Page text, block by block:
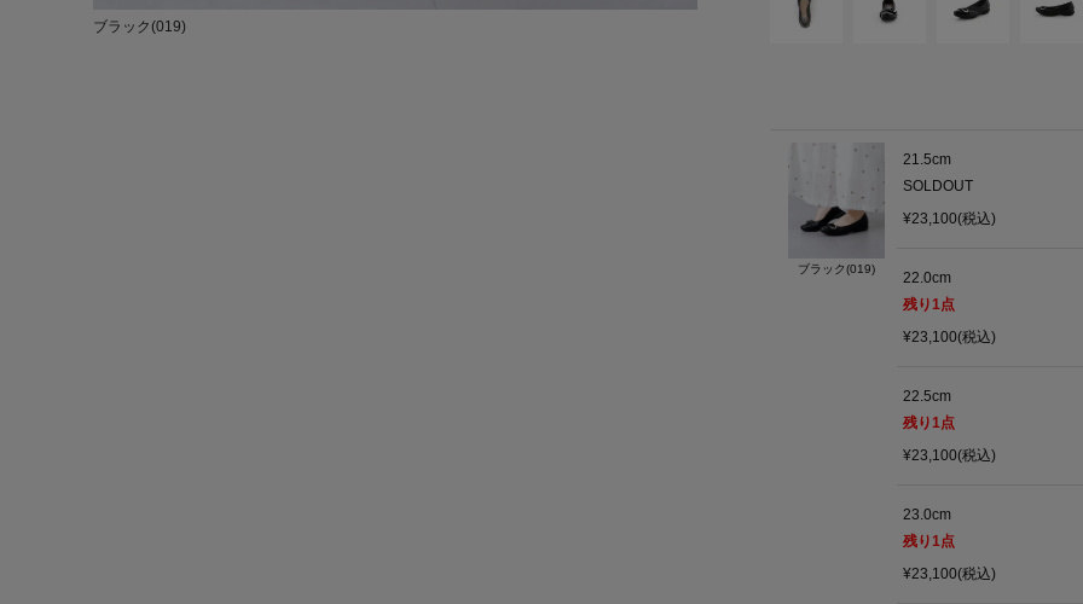
ブラック(019)
ブラック(019)
21.5cm
SOLDOUT
¥23,100(税込)
22.0cm
残り1点
¥23,100(税込)
22.5cm
残り1点
¥23,100(税込)
23.0cm
残り1点
¥23,100(税込)